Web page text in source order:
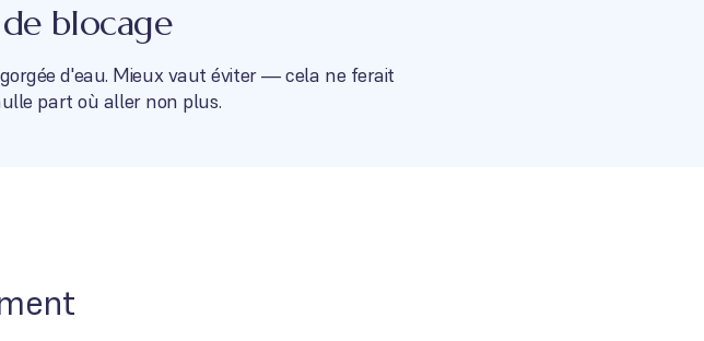
blocage
d'eau. Mieux vaut éviter — cela ne ferait
part où aller non plus.